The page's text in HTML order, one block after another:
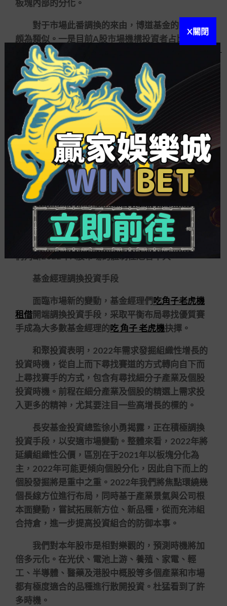
板塊內部的分化。
對于市場此番調換的來由，博道基金的見解也
頗為類似。一是目前A股市場機構投資者占比不停增
加，部門資本進行調倉可能是短期內陰礙市場的因
素之一。二是根本面平庸，市場自發進行均衡。
市場短期調換不改歷久發展空間，風物長宜放
眼量。
交銀施羅德基金表明，在房住不炒、資管新
規、理財收益率降落以及外資繼續流入的大底細
下，A股部署代價明顯增加，一季度有望迎來春季公
價。
興業基金副總經理錢睿南以為，A股市場中歷久
向好趨勢不變，住民資本和海外資本仍在不停流入
權益市場，對市場提供有力的支撐。而高質量成長
底細下優秀企業連續增多，為公募基金提供了充沛
的投資標的。一些新興領域正在加快成長，因此我
們判斷2022年A股市場的體制性危害不大。
基金經理調換投資手段
面臨市場新的變動，基金經理們吃角子老虎機
租借開端調換投資手段，采取平衡布局尋找優質賽
手成為大多數基金經理的吃 角子 老虎機抉擇。
和聚投資表明，2022年需求發掘組織性增長的
投資時機，從自上而下尋找賽道的方式轉向自下而
上尋找賽手的方式，包含有尋找細分子產業及個股
投資時機。前程在細分產業及個股的精選上需求投
入更多的精神，尤其要注目一些高增長的標的。
長安基金投資總監徐小勇揭露，正在積極調換
投資手段，以安適市場變動。整體來看，2022年將
延續組織性公價，區別在于2021年以板塊分化為
主，2022年可能更傾向個股分化，因此自下而上的
個股發掘將是重中之重。2022年我們將焦點環繞幾
個長線方位進行布局，同時基于產業景氣與公司根
本面變動，嘗試拓展新方位、新品種，從而充沛組
合持倉，進一步提高投資組合的防御本事。
我們對本年股市是相對樂觀的，預測時機將加
倍多元化。在光伏、電池上游、養殖、家電、輕
工、半導體、醫藥及港股中概股等多個產業和市場
都有極度適合的品種進行散開投資。杜猛看到了許
多時機。
X關閉